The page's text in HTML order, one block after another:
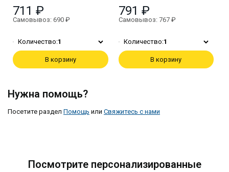
711 ₽
Самовывоз: 690 ₽
Количество:1
В корзину
791 ₽
Самовывоз: 767 ₽
Количество:1
В корзину
Нужна помощь?
Посетите раздел Помощь или Свяжитесь с нами
Посмотрите персонализированные